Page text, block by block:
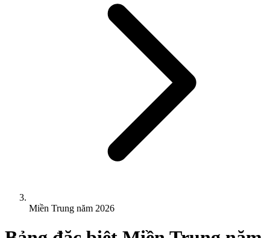
Miền Trung năm 2026